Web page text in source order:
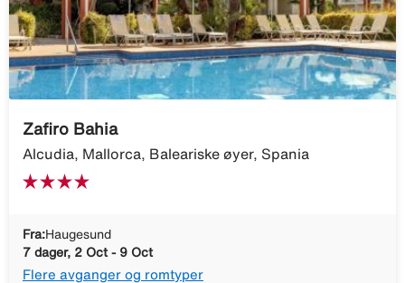
Zafiro Bahia
Alcudia, Mallorca, Baleariske øyer, Spania
Fra:Haugesund
7 dager, 2 Oct - 9 Oct
Flere avganger og romtyper